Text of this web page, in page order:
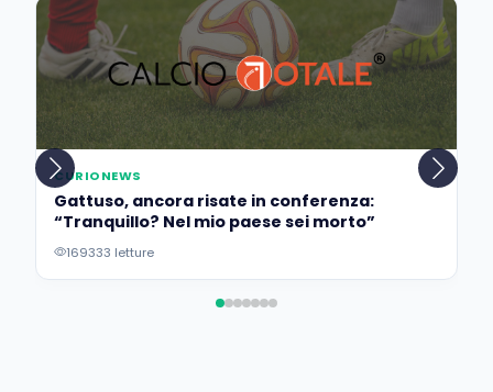
CURIONEWS
Gattuso, ancora risate in conferenza:
“Tranquillo? Nel mio paese sei morto”
169333 letture